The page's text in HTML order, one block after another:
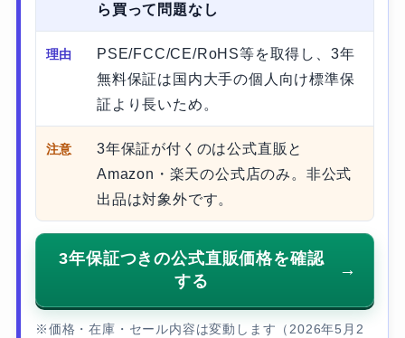
ら買って問題なし
理由
PSE/FCC/CE/RoHS等を取得し、3年
無料保証は国内大手の個人向け標準保
証より長いため。
注意
3年保証が付くのは公式直販と
Amazon・楽天の公式店のみ。非公式
出品は対象外です。
3年保証つきの公式直販価格を確認
する
※価格・在庫・セール内容は変動します（2026年5月2